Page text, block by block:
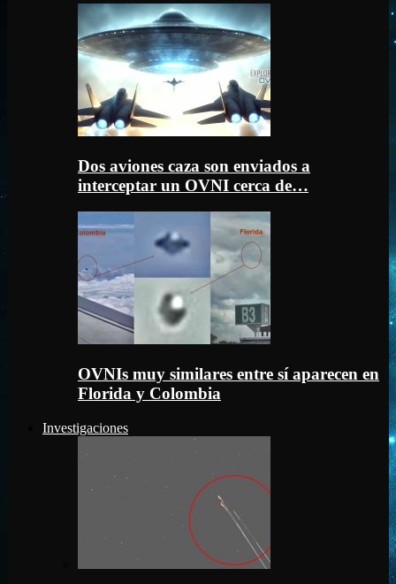
Dos aviones caza son enviados a
interceptar un OVNI cerca de…
OVNIs muy similares entre sí aparecen en
Florida y Colombia
Investigaciones